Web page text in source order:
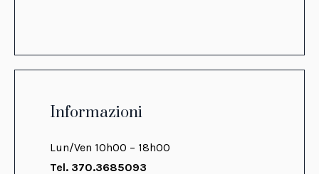
Informazioni
Lun/Ven 10h00 – 18h00
Tel. 370.3685093